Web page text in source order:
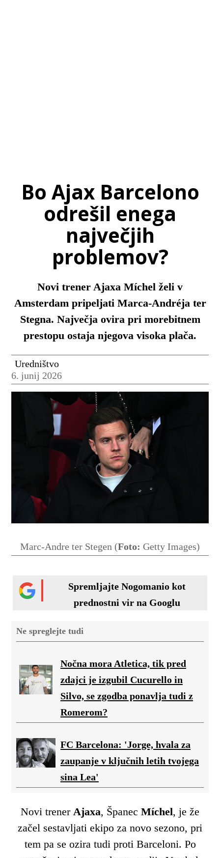
Bo Ajax Barcelono
odrešil enega
največjih
problemov?
Novi trener Ajaxa Míchel želi v
Amsterdam pripeljati Marca-Andréja ter
Stegna. Največja ovira pri morebitnem
prestopu ostaja njegova visoka plača.
Uredništvo
6. junij 2026
Marc-Andre ter Stegen (Foto: Getty Images)
Spremljajte Nogomanio kot
prednostni vir na Googlu
Ne spreglejte tudi
Nočna mora Atletica, tik pred
zdajci je izgubil Cucurello in
Silvo, se zgodba ponavlja tudi z
Romerom?
FC Barcelona: 'Jorge, hvala za
zaupanje v ključnih letih tvojega
sina Lea'
Novi trener Ajaxa, Španec Míchel, je že
začel sestavljati ekipo za novo sezono, pri
tem pa se ozira tudi proti Barceloni. Po